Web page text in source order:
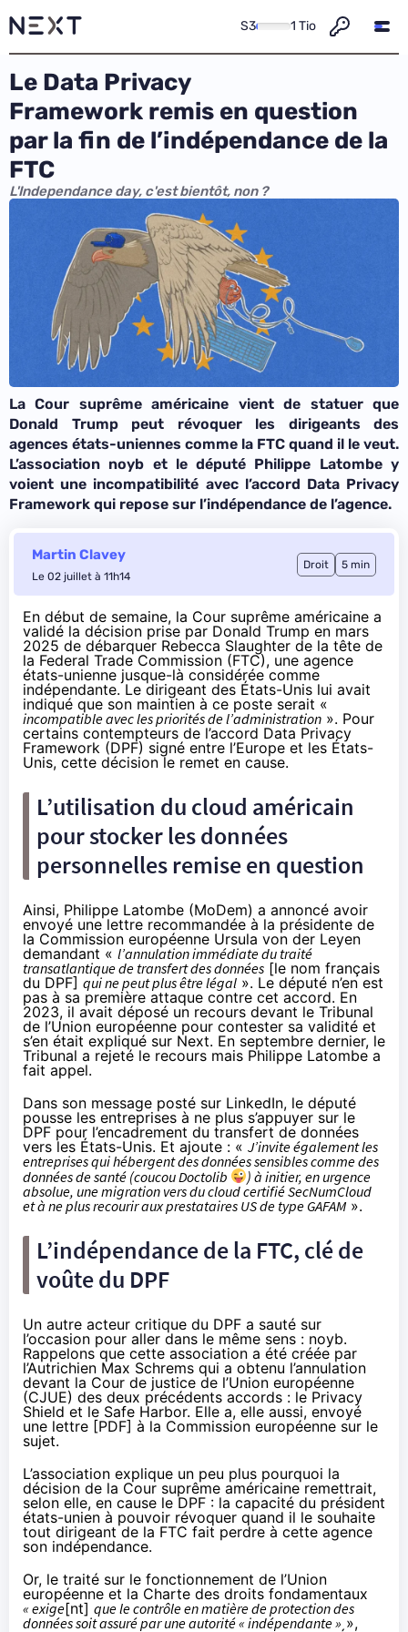
S3 1 Tio
Le Data Privacy
Framework remis en question
par la fin de l’indépendance de la
FTC
L'Independance day, c'est bientôt, non ?
La Cour suprême américaine vient de statuer que
Donald Trump peut révoquer les dirigeants des
agences états-uniennes comme la FTC quand il le veut.
L’association noyb et le député Philippe Latombe y
voient une incompatibilité avec l’accord Data Privacy
Framework qui repose sur l’indépendance de l’agence.
Martin Clavey
Le 02 juillet à 11h14
Droit 5 min
En début de semaine, la Cour suprême américaine a
validé la décision prise par Donald Trump en mars
2025 de débarquer Rebecca Slaughter de la tête de
la Federal Trade Commission (FTC), une agence
états-unienne jusque-là considérée comme
indépendante. Le dirigeant des États-Unis lui avait
indiqué que son maintien à ce poste serait «
incompatible avec les priorités de l’administration ». Pour
certains contempteurs de l’accord Data Privacy
Framework (DPF) signé entre l’Europe et les États-
Unis, cette décision le remet en cause.
L’utilisation du cloud américain
pour stocker les données
personnelles remise en question
Ainsi, Philippe Latombe (MoDem) a annoncé avoir
envoyé une lettre recommandée à la présidente de
la Commission européenne Ursula von der Leyen
demandant « l’annulation immédiate du traité
transatlantique de transfert des données [le nom français
du DPF] qui ne peut plus être légal ». Le député n’en est
pas à sa première attaque contre cet accord. En
2023, il avait déposé un recours devant le Tribunal
de l’Union européenne pour contester sa validité et
s’en était expliqué sur Next. En septembre dernier, le
Tribunal a rejeté le recours mais Philippe Latombe a
fait appel.
Dans son message posté sur LinkedIn, le député
pousse les entreprises à ne plus s’appuyer sur le
DPF pour l’encadrement du transfert de données
vers les États-Unis. Et ajoute : « J’invite également les
entreprises qui hébergent des données sensibles comme des
données de santé (coucou Doctolib
) à initier, en urgence
absolue, une migration vers du cloud certifié SecNumCloud
et à ne plus recourir aux prestataires US de type GAFAM».
L’indépendance de la FTC, clé de
voûte du DPF
Un autre acteur critique du DPF a sauté sur
l’occasion pour aller dans le même sens : noyb.
Rappelons que cette association a été créée par
l’Autrichien Max Schrems qui a obtenu l’annulation
devant la Cour de justice de l’Union européenne
(CJUE) des deux précédents accords : le Privacy
Shield et le Safe Harbor. Elle a, elle aussi, envoyé
une lettre [PDF] à la Commission européenne sur le
sujet.
L’association explique un peu plus pourquoi la
décision de la Cour suprême américaine remettrait,
selon elle, en cause le DPF : la capacité du président
états-unien à pouvoir révoquer quand il le souhaite
tout dirigeant de la FTC fait perdre à cette agence
son indépendance.
Or, le traité sur le fonctionnement de l’Union
européenne et la Charte des droits fondamentaux
« exige[nt] que le contrôle en matière de protection des
données soit assuré par une autorité « indépendante » »,